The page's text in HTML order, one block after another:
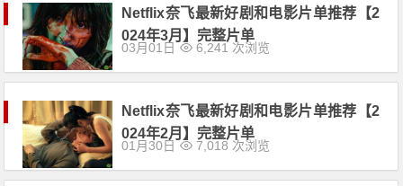
Netflix奈飞最新好剧和电影片单推荐【2
024年3月】完整片单
03月01日 6,241 次浏览
Netflix奈飞最新好剧和电影片单推荐【2
024年2月】完整片单
01月30日 7,018 次浏览